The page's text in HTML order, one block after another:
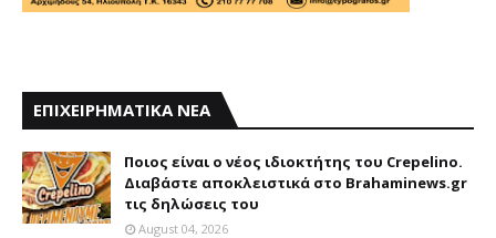
ΕΠΙΧΕΙΡΗΜΑΤΙΚΑ ΝΕΑ
Ποιος είναι ο νέος ιδιοκτήτης του Crepelino.
Διαβάστε αποκλειστικά στο Brahaminews.gr
τις δηλώσεις του
August 04, 2026